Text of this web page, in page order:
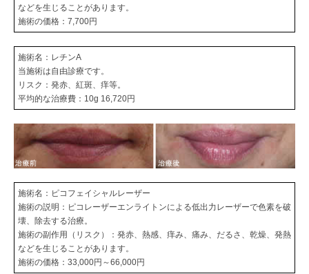
などを生じることがあります。
施術の価格：7,700円
施術名：レチンA
当施術は自由診療です。
リスク：発赤、紅斑、痒等。
平均的な治療費：10g 16,720円
施術名：ピコフェイシャルレーザー
施術の説明：ピコレーザーエンライトンによる低出力レーザーで色素を破
壊、除去する治療。
施術の副作用（リスク）：発赤、熱感、痒み、痛み、だるさ、乾燥、発熱
などを生じることがあります。
施術の価格：33,000円～66,000円